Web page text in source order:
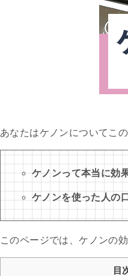
あなたはケノンについてこ
ケノンって本当に効
ケノンを使った人の
このページでは、ケノンの
目